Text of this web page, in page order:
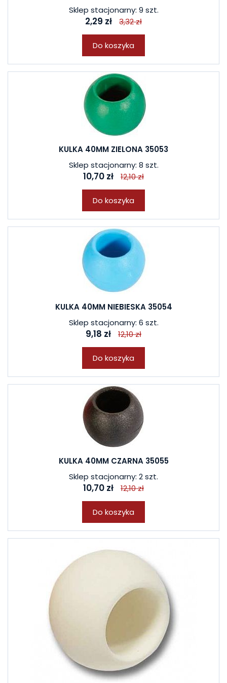
Sklep stacjonarny: 9 szt.
2,29 zł 3,32 zł
Do koszyka
KULKA 40MM ZIELONA 35053
Sklep stacjonarny: 8 szt.
10,70 zł 12,10 zł
Do koszyka
KULKA 40MM NIEBIESKA 35054
Sklep stacjonarny: 6 szt.
9,18 zł 12,10 zł
Do koszyka
KULKA 40MM CZARNA 35055
Sklep stacjonarny: 2 szt.
10,70 zł 12,10 zł
Do koszyka